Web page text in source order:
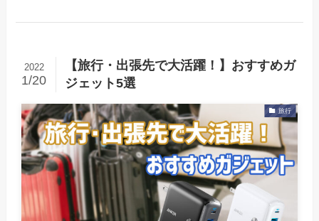
【旅行・出張先で大活躍！】おすすめガ
ジェット5選
2022
1/20
旅行